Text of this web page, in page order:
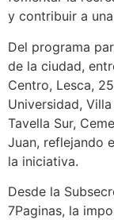
y contribuir a
Del programa
de la ciudad,
Centro, Lesca,
Universidad,
Tavella Sur,
Juan, reflejando
la iniciativa.
Desde la
7Paginas, la